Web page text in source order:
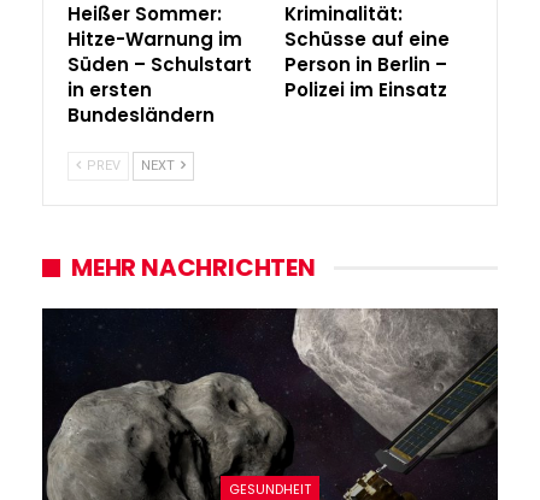
Heißer Sommer:
Hitze-Warnung im
Süden – Schulstart
in ersten
Bundesländern
Kriminalität:
Schüsse auf eine
Person in Berlin –
Polizei im Einsatz
PREV NEXT
MEHR NACHRICHTEN
GESUNDHEIT